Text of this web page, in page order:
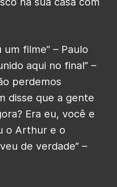
um filme” – Paulo
aqui no final” –
perdemos
disse que a gente
Era eu, você e
o Arthur e o
de verdade” –